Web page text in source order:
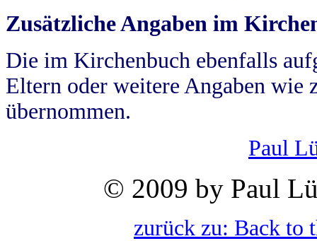
Zusätzliche Angaben im
Die im Kirchenbuch ebenfalls
Eltern oder weitere Angaben wie
übernommen.
Paul
© 2009 by Paul
zurück zu: Back to